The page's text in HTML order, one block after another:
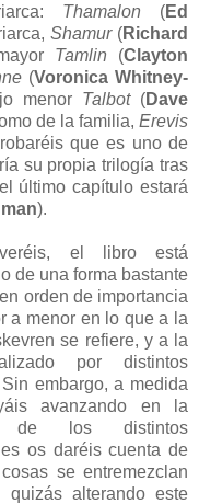
Thamalon (Ed
Shamur(Richard
Tamlin (Clayton
(Voronica Whitney-
menor Talbot(Dave
de la familia, Erevis
que es uno de
su propia trilogía tras
último capítulo estará
).
el libro está
de una forma bastante
orden de importancia
a menor en lo que a la
se refiere, y a la
por distintos
embargo, a medida
avanzando en la
de los distintos
os daréis cuenta de
se entremezclan
quizás alterando este